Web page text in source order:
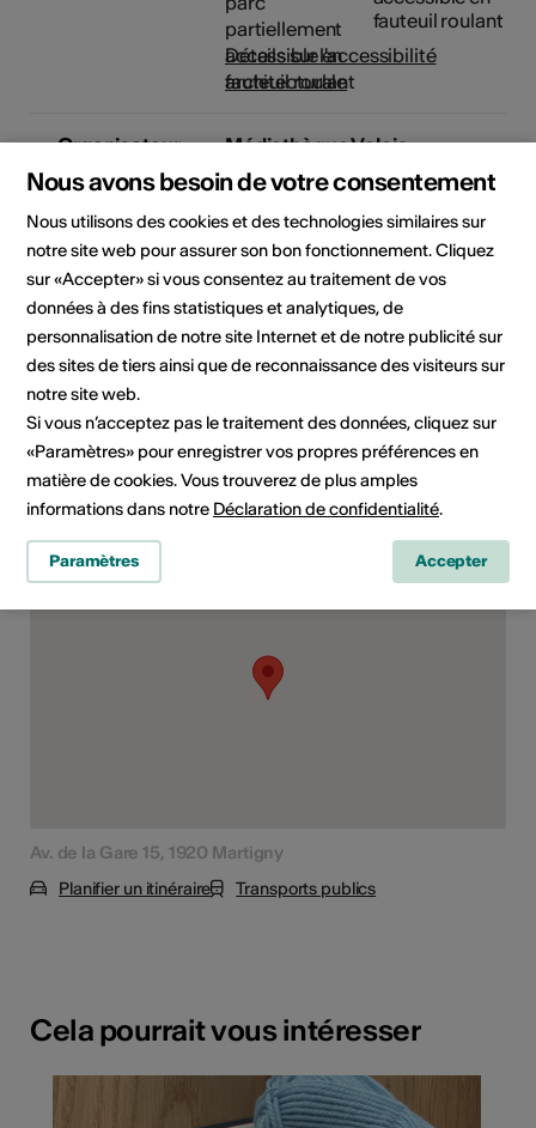
fauteuil roulant
Détails sur l'accessibilité
architecturale
Organisateur
Médiathèque Valais -
Martigny
Av. de la Gare 15
1920 Martigny
Téléphone +41 (0)27 607 15 40
E-Mail
Site Internet
Domaine
Autre
Lieu de l'événement
Av. de la Gare 15, 1920 Martigny
Planifier un itinéraire
Transports publics
Cela pourrait vous intéresser
Nous avons besoin de votre consentement
Nous utilisons des cookies et des technologies similaires sur
notre site web pour assurer son bon fonctionnement. Cliquez
sur «Accepter» si vous consentez au traitement de vos
données à des fins statistiques et analytiques, de
personnalisation de notre site Internet et de notre publicité sur
des sites de tiers ainsi que de reconnaissance des visiteurs sur
notre site web.
Si vous n’acceptez pas le traitement des données, cliquez sur
«Paramètres» pour enregistrer vos propres préférences en
matière de cookies. Vous trouverez de plus amples
informations dans notre Déclaration de confidentialité.
Paramètres Accepter